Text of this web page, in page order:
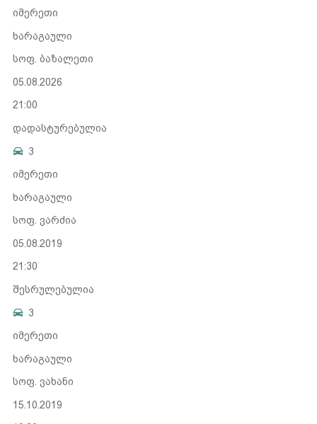
იმერეთი
ხარაგაული
სოფ. ბაზალეთი
05.08.2026
21:00
დადასტურებულია
3
იმერეთი
ხარაგაული
სოფ. ვარძია
05.08.2019
21:30
შესრულებულია
3
იმერეთი
ხარაგაული
სოფ. ვახანი
15.10.2019